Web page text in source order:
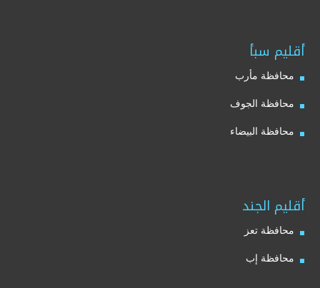
أقليم سبأ
محافظة مأرب
محافظة الجوف
محافظة البيضاء
أقليم الجند
محافظة تعز
محافظة إب